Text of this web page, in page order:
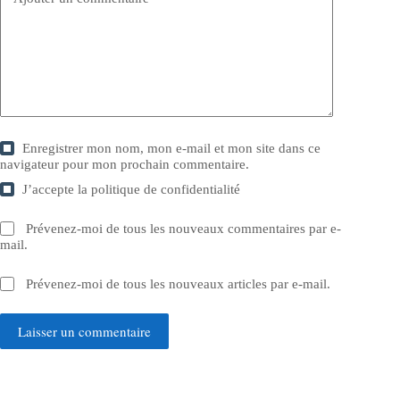
Enregistrer mon nom, mon e-mail et mon site dans ce
navigateur pour mon prochain commentaire.
J’accepte lapolitique de confidentialité
Prévenez-moi de tous les nouveaux commentaires par e-
mail.
Prévenez-moi de tous les nouveaux articles par e-mail.
Laisser un commentaire